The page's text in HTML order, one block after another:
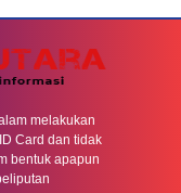
melakukan
Card dan tidak
bentuk apapun